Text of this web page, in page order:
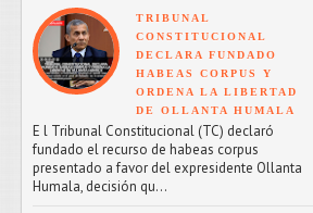
TRIBUNAL
CONSTITUCIONAL
DECLARA FUNDADO
HABEAS CORPUS Y
ORDENA LA LIBERTAD
DE OLLANTA HUMALA
E l Tribunal Constitucional (TC) declaró
fundado el recurso de habeas corpus
presentado a favor del expresidente Ollanta
Humala, decisión qu...